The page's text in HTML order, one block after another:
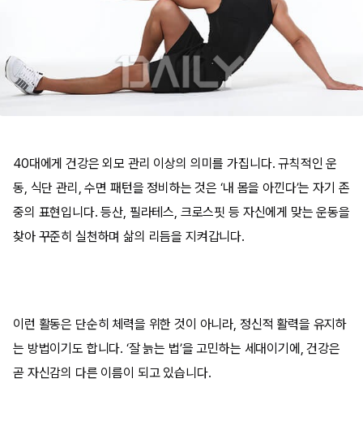
40대에게 건강은 외모 관리 이상의 의미를 가집니다. 규칙적인 운
동, 식단 관리, 수면 패턴을 정비하는 것은 ‘내 몸을 아낀다’는 자기 존
중의 표현입니다. 등산, 필라테스, 크로스핏 등 자신에게 맞는 운동을
찾아 꾸준히 실천하며 삶의 리듬을 지켜갑니다.
이런 활동은 단순히 체력을 위한 것이 아니라, 정신적 활력을 유지하
는 방법이기도 합니다. ‘잘 늙는 법’을 고민하는 세대이기에, 건강은
곧 자신감의 다른 이름이 되고 있습니다.